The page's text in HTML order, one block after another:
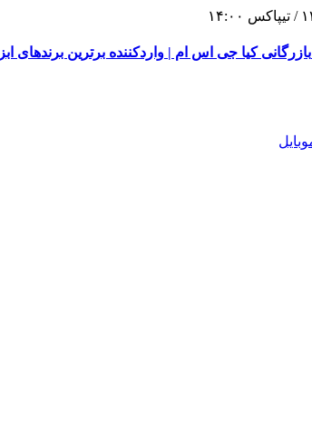
بازرگانی کیا جی اس ام | واردکننده برترین برندهای